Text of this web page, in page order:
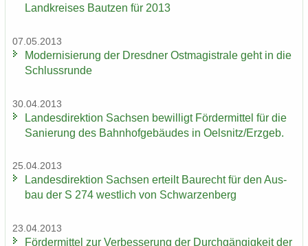
Land­krei­ses Baut­zen für 2013
07.05.2013
Mo­der­ni­sie­rung der Dresd­ner Ost­ma­gis­tra­le geht in die
Schluss­run­de
30.04.2013
Lan­des­di­rek­ti­on Sach­sen be­wil­ligt För­der­mit­tel für die
Sa­nie­rung des Bahn­hof­ge­bäu­des in Oels­nitz/Erz­geb.
25.04.2013
Lan­des­di­rek­ti­on Sach­sen er­teilt Bau­recht für den Aus­
bau der S 274 west­lich von Schwar­zen­berg
23.04.2013
För­der­mit­tel zur Ver­bes­se­rung der Durch­gän­gig­keit der